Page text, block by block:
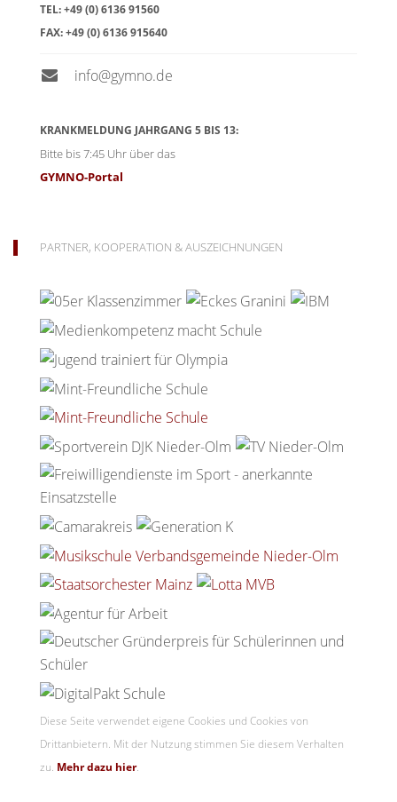
TEL:+49 (0) 6136 91560
FAX:+49 (0) 6136 915640
info@gymno.de
KRANKMELDUNG JAHRGANG 5 BIS 13:
Bitte bis 7:45 Uhr über das
GYMNO-Portal
PARTNER, KOOPERATION & AUSZEICHNUNGEN
Diese Seite verwendet eigene Cookies und Cookies von
Drittanbietern. Mit der Nutzung stimmen Sie diesem Verhalten
zu. Mehr dazu hier.